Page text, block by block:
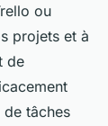
ou
projets et à
de
tâches